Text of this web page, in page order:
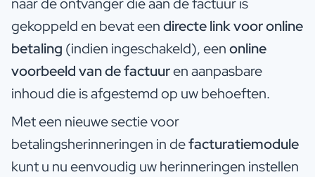
naar de ontvanger die aan de factuur is
gekoppeld en bevat eendirecte link voor online
betaling (indien ingeschakeld), eenonline
voorbeeld van de factuuren aanpasbare
inhoud die is afgestemd op uw behoeften.
Met een nieuwe sectie voor
betalingsherinneringen in defacturatiemodule
kunt u nu eenvoudig uw herinneringen instellen